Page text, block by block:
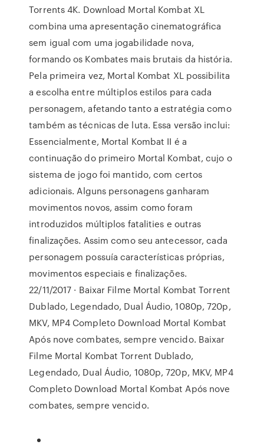
Torrents 4K. Download Mortal Kombat XL
combina uma apresentação cinematográfica
sem igual com uma jogabilidade nova,
formando os Kombates mais brutais da história.
Pela primeira vez, Mortal Kombat XL possibilita
a escolha entre múltiplos estilos para cada
personagem, afetando tanto a estratégia como
também as técnicas de luta. Essa versão inclui:
Essencialmente, Mortal Kombat II é a
continuação do primeiro Mortal Kombat, cujo o
sistema de jogo foi mantido, com certos
adicionais. Alguns personagens ganharam
movimentos novos, assim como foram
introduzidos múltiplos fatalities e outras
finalizações. Assim como seu antecessor, cada
personagem possuía características próprias,
movimentos especiais e finalizações.
22/11/2017 · Baixar Filme Mortal Kombat Torrent
Dublado, Legendado, Dual Áudio, 1080p, 720p,
MKV, MP4 Completo Download Mortal Kombat
Após nove combates, sempre vencido. Baixar
Filme Mortal Kombat Torrent Dublado,
Legendado, Dual Áudio, 1080p, 720p, MKV, MP4
Completo Download Mortal Kombat Após nove
combates, sempre vencido.